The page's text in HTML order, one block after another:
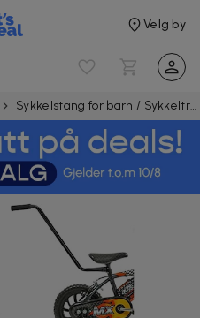
Velg by
Sykkelstang for barn / Sykkeltrening med sikkert grep